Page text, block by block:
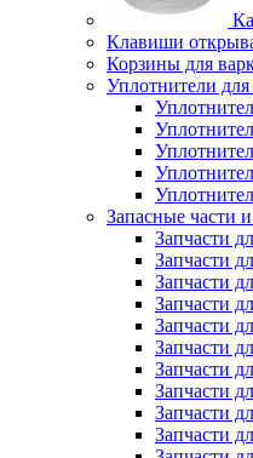
Клавиши
Корзины для
Уплотнители для
Запасные части
Запчасти
Запчасти
Запчасти
Запчасти
Запчасти
Запчасти
Запчасти
Запчасти
Запчасти
Запчасти